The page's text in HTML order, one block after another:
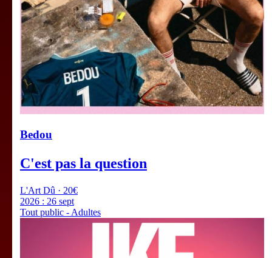
Bedou
C'est pas la question
L'Art Dû · 20€
2026 : 26 sept
Tout public - Adultes